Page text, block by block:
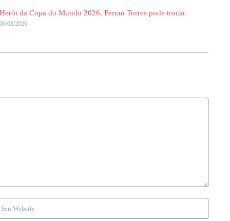
Herói da Copa do Mundo 2026, Ferran Torres pode trocar
06/08/2026